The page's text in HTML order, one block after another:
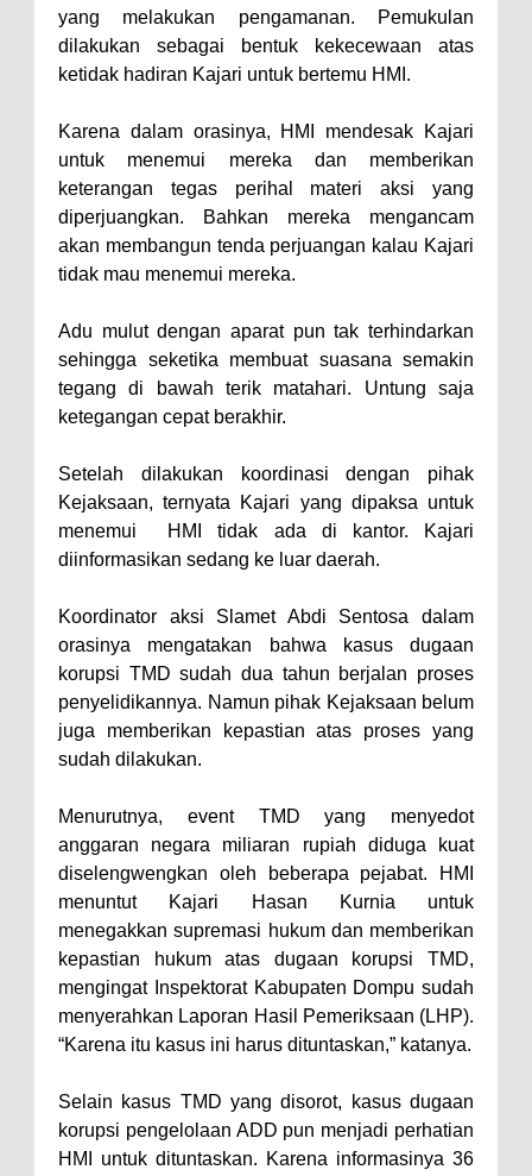
Polres Bima Bantu Warga Padolo
Atasi Krisis Air Bersih
Warga Tidak Layak Huni di
Kelurahan Oi Mbo, Dorong
Percepatan Bantuan BSPS
Wakil Wali Kota Bima
Konsultasikan Usulan Inpres
Persiapan DAK 2027 ke BPJN
NTB
Wali Kota Tekankan Disiplin ASN
Wali Kota Bima Hadiri Rakornas
Kelautan dan Perikanan
Pemkot Jawab Pandangan
Raperda Pertanggungjawaban
Pelaksanaan APBD Kota Bima
Pimpin Upacara HUT
Bhayangkara Ke-80, Kapolres
Ibadah, Kepercayaan Rakyat
Landasan Utama
Kado HUT Bhayangkara Ke-80,
Kapolres Bima Pimpin Kenaikan
Pangkat 42 Personel
Bakti Sosial Bhayangkara Ke-80,
Satsamapta Polres Bima Bantu
Warga Dena Hadapi Krisis Air
Bersih
Polsek Bolo Bongkar Peredaran
Sabu di Tambe, 2 Pria
yang melakukan pengamanan. Pemukulan
dilakukan sebagai bentuk kekecewaan atas
ketidak hadiran Kajari untuk bertemu HMI.
Karena dalam orasinya, HMI mendesak Kajari
untuk menemui mereka dan memberikan
keterangan tegas perihal materi aksi yang
diperjuangkan. Bahkan mereka mengancam
akan membangun tenda perjuangan kalau Kajari
tidak mau menemui mereka.
Adu mulut dengan aparat pun tak terhindarkan
sehingga seketika membuat suasana semakin
tegang di bawah terik matahari. Untung saja
ketegangan cepat berakhir.
Setelah dilakukan koordinasi dengan pihak
Kejaksaan, ternyata Kajari yang dipaksa untuk
menemui HMI tidak ada di kantor. Kajari
diinformasikan sedang ke luar daerah.
Koordinator aksi Slamet Abdi Sentosa dalam
orasinya mengatakan bahwa kasus dugaan
korupsi TMD sudah dua tahun berjalan proses
penyelidikannya. Namun pihak Kejaksaan belum
juga memberikan kepastian atas proses yang
sudah dilakukan.
Menurutnya, event TMD yang menyedot
anggaran negara miliaran rupiah diduga kuat
diselengwengkan oleh beberapa pejabat. HMI
menuntut Kajari Hasan Kurnia untuk
menegakkan supremasi hukum dan memberikan
kepastian hukum atas dugaan korupsi TMD,
mengingat Inspektorat Kabupaten Dompu sudah
menyerahkan Laporan Hasil Pemeriksaan (LHP).
“Karena itu kasus ini harus dituntaskan,” katanya.
Selain kasus TMD yang disorot, kasus dugaan
korupsi pengelolaan ADD pun menjadi perhatian
HMI untuk dituntaskan. Karena informasinya 36